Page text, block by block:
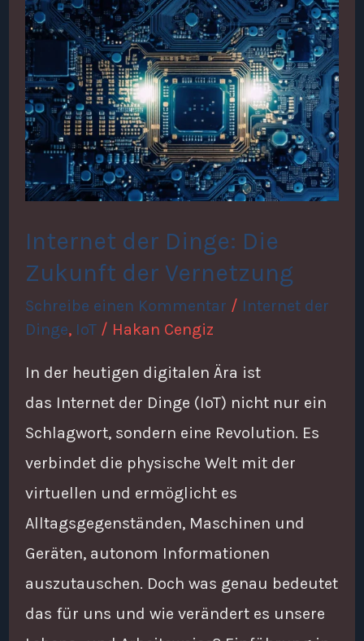
Internet der Dinge: Die
Zukunft der Vernetzung
Schreibe einen Kommentar / Internet der
Dinge, IoT/ Hakan Cengiz
In der heutigen digitalen Ära ist
das Internet der Dinge (IoT) nicht nur ein
Schlagwort, sondern eine Revolution. Es
verbindet die physische Welt mit der
virtuellen und ermöglicht es
Alltagsgegenständen, Maschinen und
Geräten, autonom Informationen
auszutauschen. Doch was genau bedeutet
das für uns und wie verändert es unsere
Internet
der
Dinge:
Die
Zukunft
der
Vernetzung